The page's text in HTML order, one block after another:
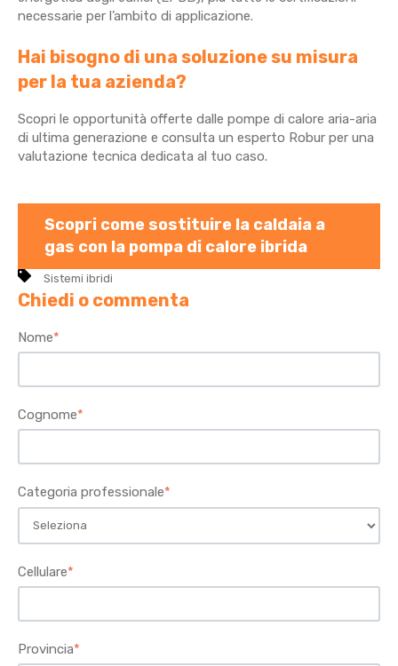
necessarie per l’ambito di applicazione.
Hai bisogno di una soluzione su misura
per la tua azienda?
Scopri le opportunità offerte dalle pompe di calore aria-aria
di ultima generazione e consulta un esperto Robur per una
valutazione tecnica dedicata al tuo caso.
Scopri come sostituire la caldaia a
gas con la pompa di calore ibrida
Sistemi ibridi
Chiedi o commenta
Nome*
Cognome*
Categoria professionale*
Cellulare*
Provincia*